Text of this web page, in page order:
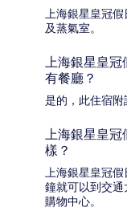
上海銀星皇冠
及蒸氣室。
上海銀星皇
有餐廳？
是的，此住宿附
上海銀星皇
樣？
上海銀星皇冠
鐘就可以到交通
購物中心。